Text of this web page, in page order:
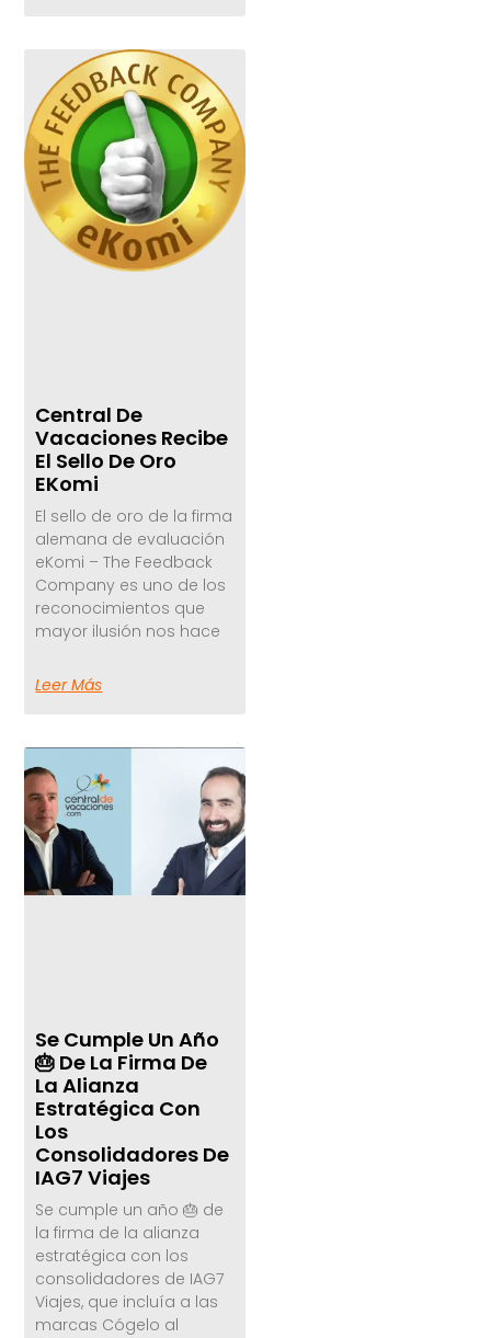
Central De
Vacaciones Recibe
El Sello De Oro
EKomi
El sello de oro de la firma
alemana de evaluación
eKomi – The Feedback
Company es uno de los
reconocimientos que
mayor ilusión nos hace
Leer Más
Se Cumple Un Año
🎂 De La Firma De
La Alianza
Estratégica Con
Los
Consolidadores De
IAG7 Viajes
Se cumple un año 🎂 de
la firma de la alianza
estratégica con los
consolidadores de IAG7
Viajes, que incluía a las
marcas Cógelo al